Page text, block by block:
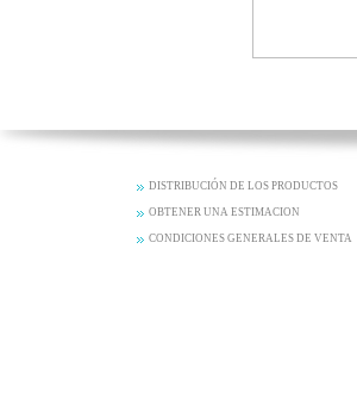
DISTRIBUCIÓN DE LOS PRODUCTOS
OBTENER UNA ESTIMACION
CONDICIONES GENERALES DE VENTA